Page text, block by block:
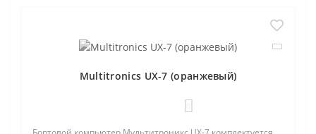
Multitronics UX-7 (оранжевый)